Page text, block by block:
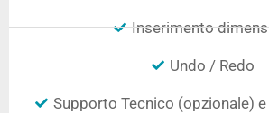
Inserimento
Undo / Redo
Supporto Tecnico (opzionale)